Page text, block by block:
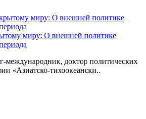
миру: О внешней политике
международник, доктор политических
«Азиатско-тихоокеански..